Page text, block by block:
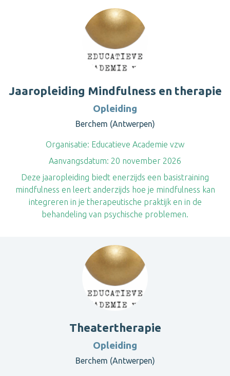
Jaaropleiding Mindfulness en therapie
Opleiding
Berchem (Antwerpen)
Organisatie: Educatieve Academie vzw
Aanvangsdatum: 20 november 2026
Deze jaaropleiding biedt enerzijds een basistraining
mindfulness en leert anderzijds hoe je mindfulness kan
integreren in je therapeutische praktijk en in de
behandeling van psychische problemen.
Theatertherapie
Opleiding
Berchem (Antwerpen)